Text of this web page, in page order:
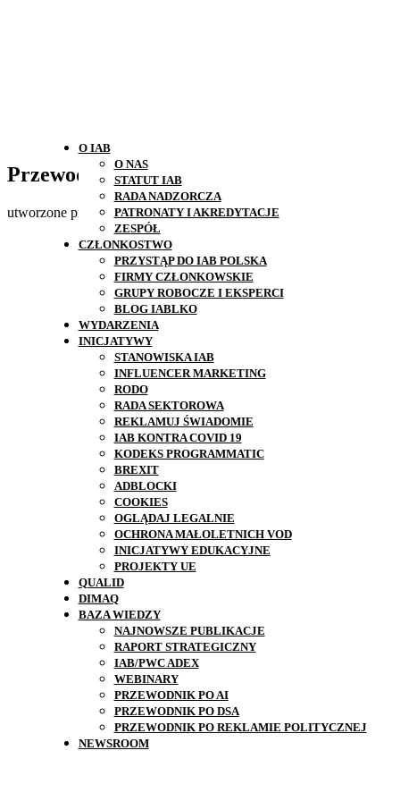
O IAB
O NAS
STATUT IAB
RADA NADZORCZA
PATRONATY I AKREDYTACJE
ZESPÓŁ
CZŁONKOSTWO
PRZYSTĄP DO IAB POLSKA
FIRMY CZŁONKOWSKIE
GRUPY ROBOCZE I EKSPERCI
BLOG IABLKO
WYDARZENIA
INICJATYWY
STANOWISKA IAB
INFLUENCER MARKETING
RODO
RADA SEKTOROWA
REKLAMUJ ŚWIADOMIE
IAB KONTRA COVID 19
KODEKS PROGRAMMATIC
BREXIT
ADBLOCKI
COOKIES
OGLĄDAJ LEGALNIE
OCHRONA MAŁOLETNICH VOD
INICJATYWY EDUKACYJNE
PROJEKTY UE
QUALID
DIMAQ
BAZA WIEDZY
NAJNOWSZE PUBLIKACJE
RAPORT STRATEGICZNY
IAB/PWC ADEX
WEBINARY
PRZEWODNIK PO AI
PRZEWODNIK PO DSA
PRZEWODNIK PO REKLAMIE POLITYCZNEJ
NEWSROOM
Przewodnik po reklamie natywnej
utworzone przezAgata|gru 8, 2016|Bez kategorii